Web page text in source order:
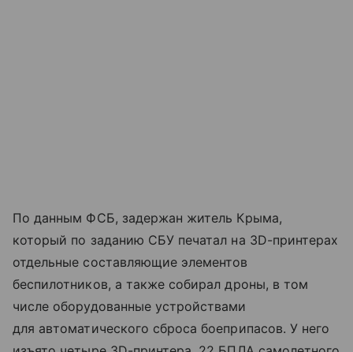
По данным ФСБ, задержан житель Крыма,
который по заданию СБУ печатал на 3D-принтерах
отдельные составляющие элементов
беспилотников, а также собирал дроны, в том
числе оборудованные устройствами
для автоматического сброса боеприпасов. У него